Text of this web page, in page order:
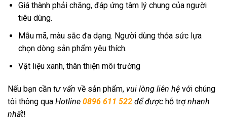
Giá thành phải chăng, đáp ứng tâm lý chung của người
tiêu dùng.
Mẫu mã, màu sắc đa dạng. Người dùng thỏa sức lựa
chọn dòng sản phẩm yêu thích.
Vật liệu xanh, thân thiện môi trường
Nếu bạn cần tư vấn về sản phẩm, vui lòng liên hệ với chúng
tôi thông qua Hotline 0896 611 522 để được hỗ trợnhanh
nhất!